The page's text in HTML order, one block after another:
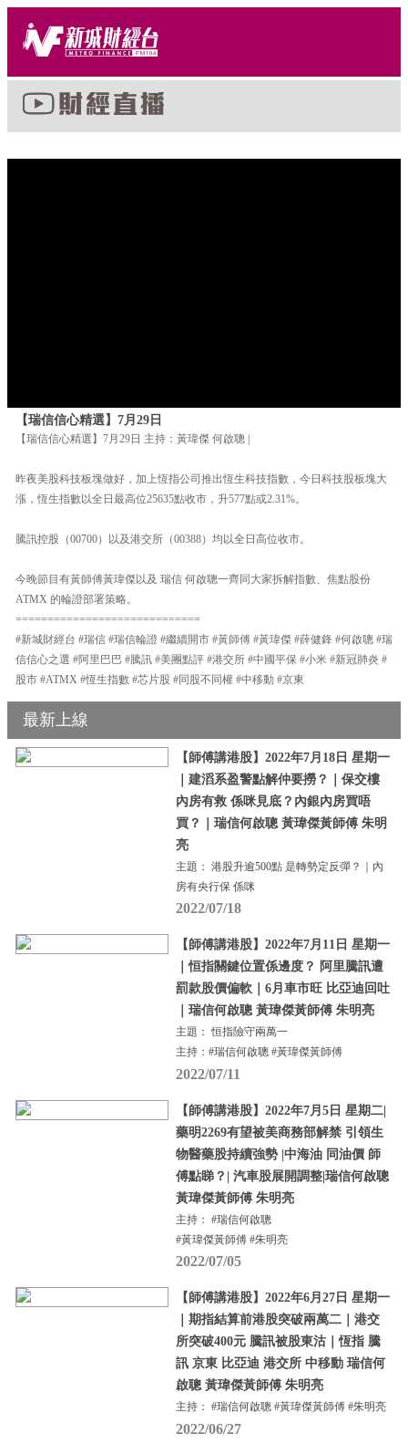
【瑞信信心精選】7月29日
【瑞信信心精選】7月29日 主持：黃瑋傑 何啟聰 |
昨夜美股科技板塊做好，加上恆指公司推出恆生科技指數，今日科技股板塊大
漲，恆生指數以全日最高位25635點收市，升577點或2.31%。
騰訊控股（00700）以及港交所（00388）均以全日高位收市。
今晚節目有黃師傅黃瑋傑以及 瑞信 何啟聰一齊同大家拆解指數、焦點股份
ATMX 的輪證部署策略。
=============================
#新城財經台 #瑞信 #瑞信輪證 #繼續開市 #黃師傅 #黃瑋傑 #薛健鋒 #何啟聰 #瑞
信信心之選 #阿里巴巴 #騰訊 #美團點評 #港交所 #中國平保 #小米 #新冠肺炎 #
股市 #ATMX #恆生指數 #芯片股 #同股不同權 #中移動 #京東
最新上線
【師傅講港股】2022年7月18日 星期一
｜建滔系盈警點解仲要撈？｜保交樓
內房有救 係咪見底？內銀內房買唔
買？｜瑞信何啟聰 黃瑋傑黃師傅 朱明
亮
主題： 港股升逾500點 是轉勢定反彈？｜內
房有央行保 係咪
2022/07/18
【師傅講港股】2022年7月11日 星期一
｜恒指關鍵位置係邊度？ 阿里騰訊遭
罰款股價偏軟｜6月車市旺 比亞迪回吐
｜瑞信何啟聰 黃瑋傑黃師傅 朱明亮
主題： 恒指險守兩萬一
主持：#瑞信何啟聰 #黃瑋傑黃師傅
2022/07/11
【師傅講港股】2022年7月5日 星期二|
藥明2269有望被美商務部解禁 引領生
物醫藥股持續強勢 |中海油 同油價 師
傅點睇？| 汽車股展開調整|瑞信何啟聰
黃瑋傑黃師傅 朱明亮
主持： #瑞信何啟聰
#黃瑋傑黃師傅 #朱明亮
2022/07/05
【師傅講港股】2022年6月27日 星期一
｜期指結算前港股突破兩萬二｜港交
所突破400元 騰訊被股東沽｜恆指 騰
訊 京東 比亞迪 港交所 中移動 瑞信何
啟聰 黃瑋傑黃師傅 朱明亮
主持： #瑞信何啟聰 #黃瑋傑黃師傅 #朱明亮
2022/06/27